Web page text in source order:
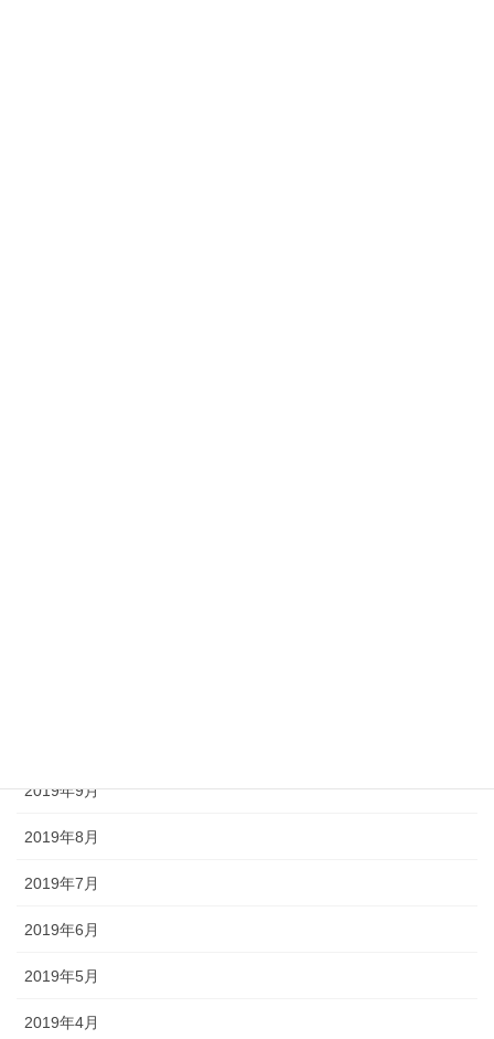
2019年9月
2019年8月
2019年7月
2019年6月
2019年5月
2019年4月